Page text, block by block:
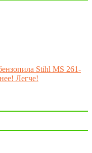
Stihl MS 261-
Легче!